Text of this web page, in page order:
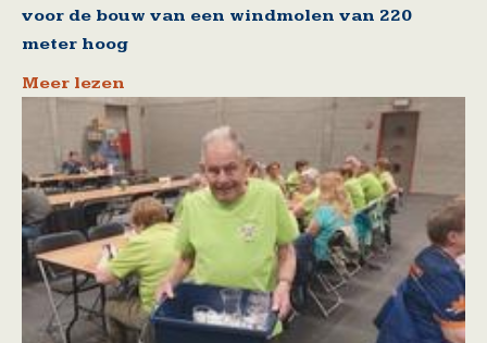
voor de bouw van een windmolen van 220
meter hoog
Meer lezen